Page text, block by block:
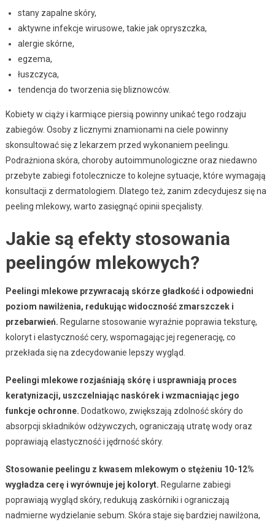
stany zapalne skóry,
aktywne infekcje wirusowe, takie jak opryszczka,
alergie skórne,
egzema,
łuszczyca,
tendencja do tworzenia się bliznowców.
Kobiety w ciąży i karmiące piersią powinny unikać tego rodzaju
zabiegów. Osoby z licznymi znamionami na ciele powinny
skonsultować się z lekarzem przed wykonaniem peelingu.
Podrażniona skóra, choroby autoimmunologiczne oraz niedawno
przebyte zabiegi fotolecznicze to kolejne sytuacje, które wymagają
konsultacji z dermatologiem. Dlatego też, zanim zdecydujesz się na
peeling mlekowy, warto zasięgnąć opinii specjalisty.
Jakie są efekty stosowania
peelingów mlekowych?
Peelingi mlekowe przywracają skórze gładkość i odpowiedni
poziom nawilżenia, redukując widoczność zmarszczek i
przebarwień. Regularne stosowanie wyraźnie poprawia teksturę,
koloryt i elastyczność cery, wspomagając jej regenerację, co
przekłada się na zdecydowanie lepszy wygląd.
Peelingi mlekowe rozjaśniają skórę i usprawniają proces
keratynizacji, uszczelniając naskórek i wzmacniając jego
funkcje ochronne. Dodatkowo, zwiększają zdolność skóry do
absorpcji składników odżywczych, ograniczają utratę wody oraz
poprawiają elastyczność i jędrność skóry.
Stosowanie peelingu z kwasem mlekowym o stężeniu 10-12%
wygładza cerę i wyrównuje jej koloryt. Regularne zabiegi
poprawiają wygląd skóry, redukują zaskórniki i ograniczają
nadmierne wydzielanie sebum. Skóra staje się bardziej nawilżona,